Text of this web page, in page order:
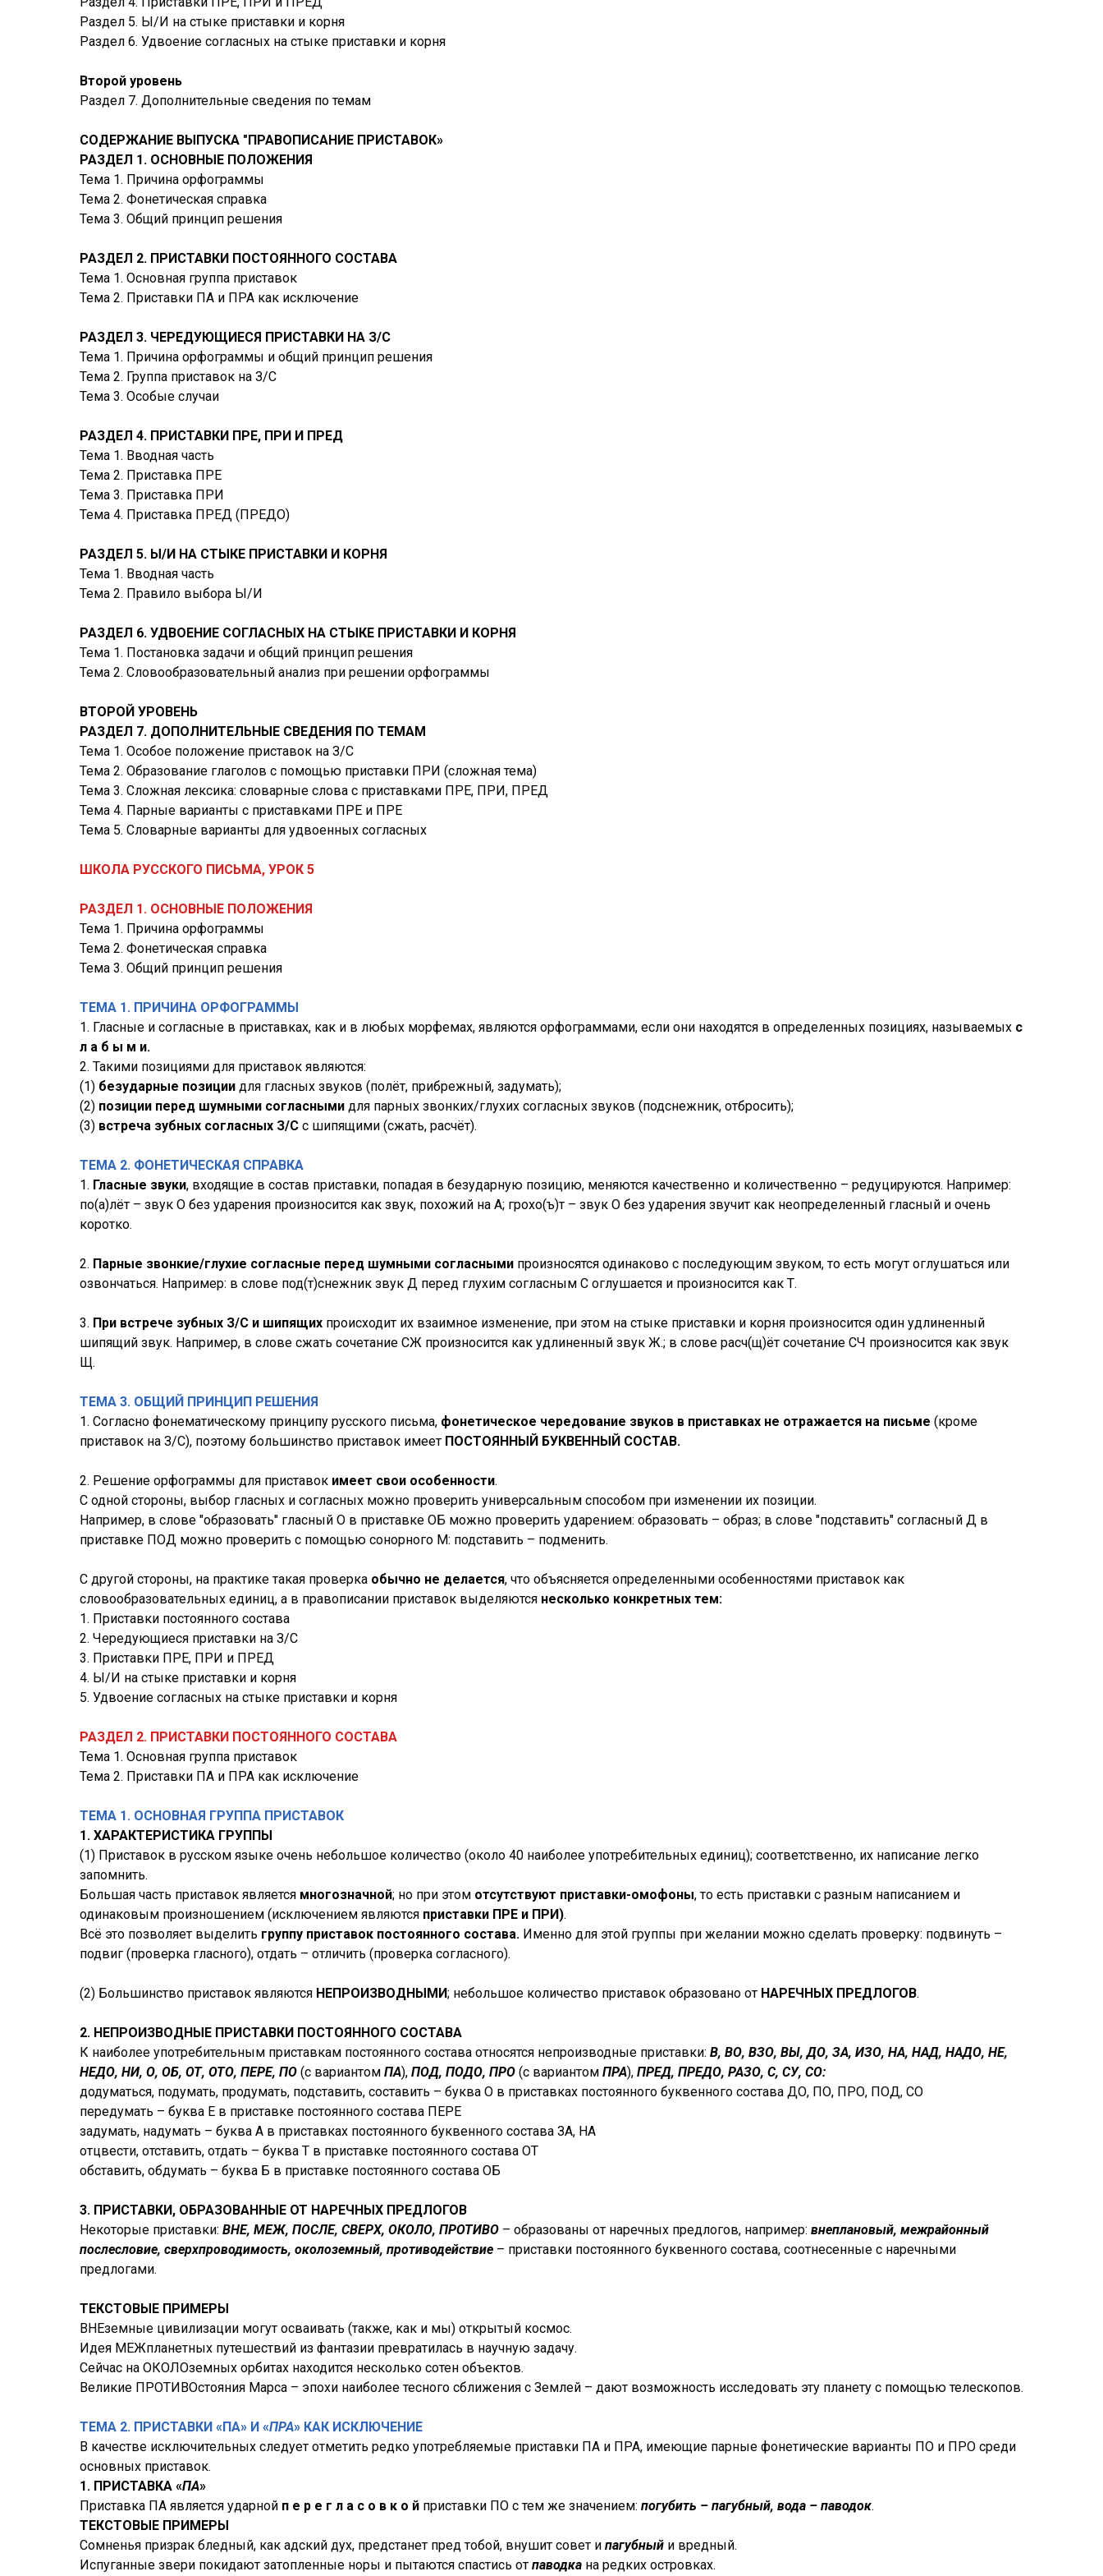
Раздел 5. Ы/И на стыке приставки и корня
Раздел 6. Удвоение согласных на стыке приставки и корня
Второй уровень
Раздел 7. Дополнительные сведения по темам
СОДЕРЖАНИЕ ВЫПУСКА "ПРАВОПИСАНИЕ ПРИСТАВОК»
РАЗДЕЛ 1. ОСНОВНЫЕ ПОЛОЖЕНИЯ
Тема 1. Причина орфограммы
Тема 2. Фонетическая справка
Тема 3. Общий принцип решения
РАЗДЕЛ 2. ПРИСТАВКИ ПОСТОЯННОГО СОСТАВА
Тема 1. Основная группа приставок
Тема 2. Приставки ПА и ПРА как исключение
РАЗДЕЛ 3. ЧЕРЕДУЮЩИЕСЯ ПРИСТАВКИ НА З/С
Тема 1. Причина орфограммы и общий принцип решения
Тема 2. Группа приставок на З/С
Тема 3. Особые случаи
РАЗДЕЛ 4. ПРИСТАВКИ ПРЕ, ПРИ И ПРЕД
Тема 1. Вводная часть
Тема 2. Приставка ПРЕ
Тема 3. Приставка ПРИ
Тема 4. Приставка ПРЕД (ПРЕДО)
РАЗДЕЛ 5. Ы/И НА СТЫКЕ ПРИСТАВКИ И КОРНЯ
Тема 1. Вводная часть
Тема 2. Правило выбора Ы/И
РАЗДЕЛ 6. УДВОЕНИЕ СОГЛАСНЫХ НА СТЫКЕ ПРИСТАВКИ И КОРНЯ
Тема 1. Постановка задачи и общий принцип решения
Тема 2. Словообразовательный анализ при решении орфограммы
ВТОРОЙ УРОВЕНЬ
РАЗДЕЛ 7. ДОПОЛНИТЕЛЬНЫЕ СВЕДЕНИЯ ПО ТЕМАМ
Тема 1. Особое положение приставок на З/С
Тема 2. Образование глаголов с помощью приставки ПРИ (сложная тема)
Тема 3. Сложная лексика: словарные слова с приставками ПРЕ, ПРИ, ПРЕД
Тема 4. Парные варианты с приставками ПРЕ и ПРЕ
Тема 5. Словарные варианты для удвоенных согласных
ШКОЛА РУССКОГО ПИСЬМА, УРОК 5
РАЗДЕЛ 1. ОСНОВНЫЕ ПОЛОЖЕНИЯ
Тема 1. Причина орфограммы
Тема 2. Фонетическая справка
Тема 3. Общий принцип решения
ТЕМА 1. ПРИЧИНА ОРФОГРАММЫ
1. Гласные и согласные в приставках, как и в любых морфемах, являются орфограммами, если они находятся в определенных позициях, называемых с
л а б ы м и.
2. Такими позициями для приставок являются:
(1) безударные позиции для гласных звуков (полёт, прибрежный, задумать);
(2) позиции перед шумными согласными для парных звонких/глухих согласных звуков (подснежник, отбросить);
(3) встреча зубных согласных З/С с шипящими (сжать, расчёт).
ТЕМА 2. ФОНЕТИЧЕСКАЯ СПРАВКА
1. Гласные звуки, входящие в состав приставки, попадая в безударную позицию, меняются качественно и количественно – редуцируются. Например:
по(а)лёт – звук О без ударения произносится как звук, похожий на А; грохо(ъ)т – звук О без ударения звучит как неопределенный гласный и очень
коротко.
2. Парные звонкие/глухие согласные перед шумными согласными произносятся одинаково с последующим звуком, то есть могут оглушаться или
озвончаться. Например: в слове под(т)снежник звук Д перед глухим согласным С оглушается и произносится как Т.
3. При встрече зубных З/С и шипящих происходит их взаимное изменение, при этом на стыке приставки и корня произносится один удлиненный
шипящий звук. Например, в слове сжать сочетание СЖ произносится как удлиненный звук Ж.; в слове расч(щ)ёт сочетание СЧ произносится как звук
Щ.
ТЕМА 3. ОБЩИЙ ПРИНЦИП РЕШЕНИЯ
1. Согласно фонематическому принципу русского письма, фонетическое чередование звуков в приставках не отражается на письме (кроме
приставок на З/С), поэтому большинство приставок имеет ПОСТОЯННЫЙ БУКВЕННЫЙ СОСТАВ.
2. Решение орфограммы для приставок имеет свои особенности.
С одной стороны, выбор гласных и согласных можно проверить универсальным способом при изменении их позиции.
Например, в слове "образовать" гласный О в приставке ОБ можно проверить ударением: образовать – образ; в слове "подставить" согласный Д в
приставке ПОД можно проверить с помощью сонорного М: подставить – подменить.
С другой стороны, на практике такая проверка обычно не делается, что объясняется определенными особенностями приставок как
словообразовательных единиц, а в правописании приставок выделяются несколько конкретных тем:
1. Приставки постоянного состава
2. Чередующиеся приставки на З/С
3. Приставки ПРЕ, ПРИ и ПРЕД
4. Ы/И на стыке приставки и корня
5. Удвоение согласных на стыке приставки и корня
РАЗДЕЛ 2. ПРИСТАВКИ ПОСТОЯННОГО СОСТАВА
Тема 1. Основная группа приставок
Тема 2. Приставки ПА и ПРА как исключение
ТЕМА 1. ОСНОВНАЯ ГРУППА ПРИСТАВОК
1. ХАРАКТЕРИСТИКА ГРУППЫ
(1) Приставок в русском языке очень небольшое количество (около 40 наиболее употребительных единиц); соответственно, их написание легко
запомнить.
Большая часть приставок является многозначной; но при этом отсутствуют приставки-омофоны, то есть приставки с разным написанием и
одинаковым произношением (исключением являются приставки ПРЕ и ПРИ).
Всё это позволяет выделить группу приставок постоянного состава. Именно для этой группы при желании можно сделать проверку: подвинуть –
подвиг (проверка гласного), отдать – отличить (проверка согласного).
(2) Большинство приставок являются НЕПРОИЗВОДНЫМИ; небольшое количество приставок образовано от НАРЕЧНЫХ ПРЕДЛОГОВ.
2. НЕПРОИЗВОДНЫЕ ПРИСТАВКИ ПОСТОЯННОГО СОСТАВА
К наиболее употребительным приставкам постоянного состава относятся непроизводные приставки: В, ВО, ВЗО, ВЫ, ДО, ЗА, ИЗО, НА, НАД, НАДО, НЕ,
НЕДО, НИ, О, ОБ, ОТ, ОТО, ПЕРЕ, ПО (с вариантом ПА), ПОД, ПОДО, ПРО (с вариантом ПРА), ПРЕД, ПРЕДО, РАЗО, С, СУ, СО:
додуматься, подумать, продумать, подставить, составить – буква О в приставках постоянного буквенного состава ДО, ПО, ПРО, ПОД, СО
передумать – буква Е в приставке постоянного состава ПЕРЕ
задумать, надумать – буква А в приставках постоянного буквенного состава ЗА, НА
отцвести, отставить, отдать – буква Т в приставке постоянного состава ОТ
обставить, обдумать – буква Б в приставке постоянного состава ОБ
3. ПРИСТАВКИ, ОБРАЗОВАННЫЕ ОТ НАРЕЧНЫХ ПРЕДЛОГОВ
Некоторые приставки: ВНЕ, МЕЖ, ПОСЛЕ, СВЕРХ, ОКОЛО, ПРОТИВО – образованы от наречных предлогов, например: внеплановый, межрайонный
послесловие, сверхпроводимость, околоземный, противодействие – приставки постоянного буквенного состава, соотнесенные с наречными
предлогами.
ТЕКСТОВЫЕ ПРИМЕРЫ
ВНЕземные цивилизации могут осваивать (также, как и мы) открытый космос.
Идея МЕЖпланетных путешествий из фантазии превратилась в научную задачу.
Сейчас на ОКОЛОземных орбитах находится несколько сотен объектов.
Великие ПРОТИВОстояния Марса – эпохи наиболее тесного сближения с Землей – дают возможность исследовать эту планету с помощью телескопов.
ТЕМА 2. ПРИСТАВКИ «ПА» И «ПРА» КАК ИСКЛЮЧЕНИЕ
В качестве исключительных следует отметить редко употребляемые приставки ПА и ПРА, имеющие парные фонетические варианты ПО и ПРО среди
основных приставок.
1. ПРИСТАВКА «ПА»
Приставка ПА является ударной п е р е г л а с о в к о й приставки ПО с тем же значением: погубить – пагубный, вода – паводок.
ТЕКСТОВЫЕ ПРИМЕРЫ
Сомненья призрак бледный, как адский дух, предстанет пред тобой, внушит совет и пагубный и вредный.
Испуганные звери покидают затопленные норы и пытаются спастись от паводка на редких островках.